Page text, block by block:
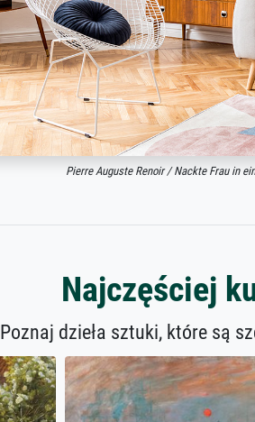
Pierre Auguste Renoir / Nackte Frau in
Najczęściej
Poznaj dzieła sztuki, które są